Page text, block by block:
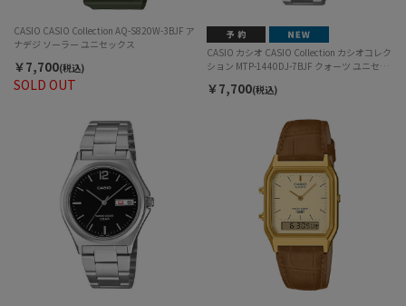
SOLD OUT
CASIO CASIO Collection AQ-S820W-3BJF ア
ナデジ ソーラー ユニセックス
￥7,700(税込)
CASIO カシオ CASIO Collection カシオコレク
ション MTP-1440DJ-7BJF クォーツ ユニセッ
￥7,700(税込)